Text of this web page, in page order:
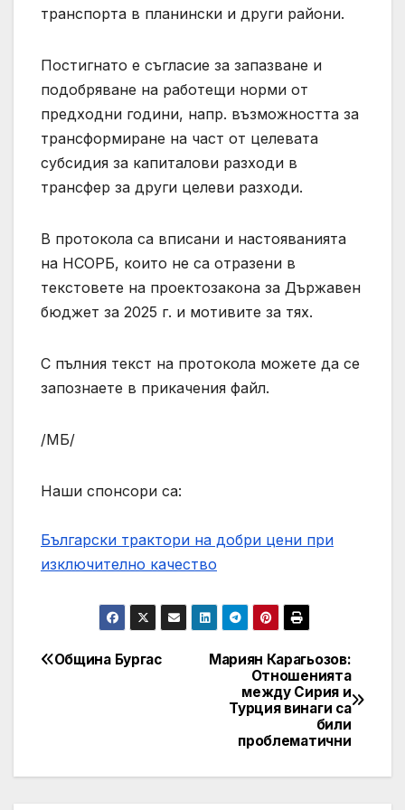
транспорта в планински и други райони.
Постигнато е съгласие за запазване и
подобряване на работещи норми от
предходни години, напр. възможността за
трансформиране на част от целевата
субсидия за капиталови разходи в
трансфер за други целеви разходи.
В протокола са вписани и настояванията
на НСОРБ, които не са отразени в
текстовете на проектозакона за Държавен
бюджет за 2025 г. и мотивите за тях.
С пълния текст на протокола можете да се
запознаете в прикачения файл.
/МБ/
Наши спонсори са:
Български трактори на добри цени при
изключително качество
Post
Мариян Карагьозов:
Отношенията
между Сирия и
Турция винаги са
били
проблематични
Община Бургас